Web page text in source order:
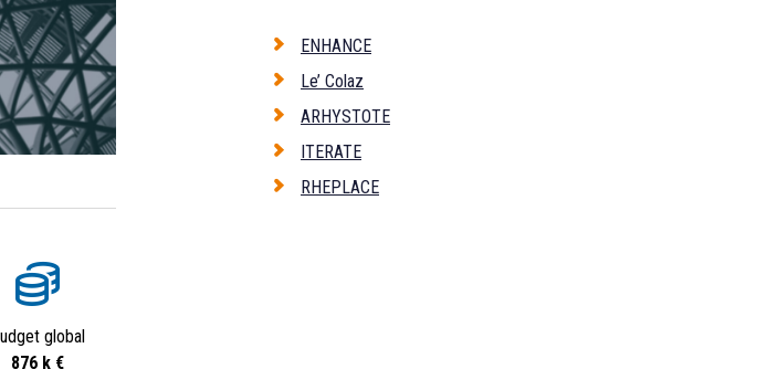
global
876 k €
ENHANCE
Le’ Colaz
ARHYSTOTE
ITERATE
RHEPLACE